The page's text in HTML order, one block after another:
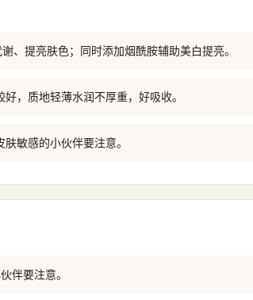
、提亮肤色；同时添加烟酰胺辅助美白提亮。
，质地轻薄水润不厚重，好吸收。
敏感的小伙伴要注意。
伴要注意。